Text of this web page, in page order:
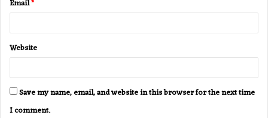
Email*
Website
Save my name, email, and website in this browser for the next time
I comment.